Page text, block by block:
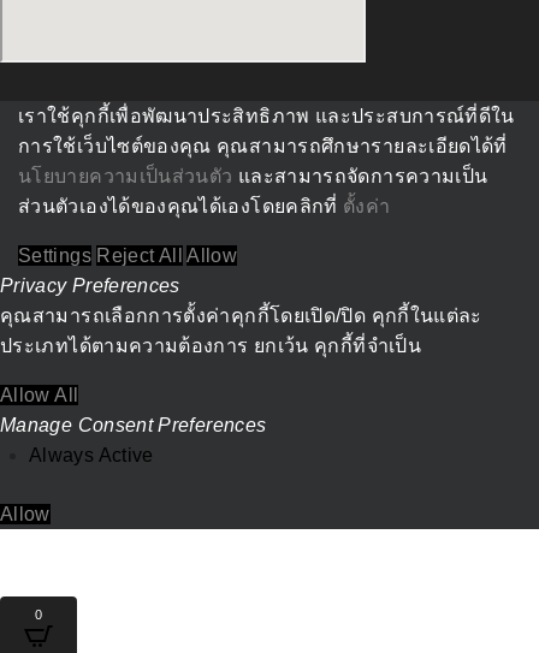
เราใช้คุกกี้เพื่อพัฒนาประสิทธิภาพ และประสบการณ์ที่ดีใน
การใช้เว็บไซต์ของคุณ คุณสามารถศึกษารายละเอียดได้ที่
นโยบายความเป็นส่วนตัว และสามารถจัดการความเป็น
ส่วนตัวเองได้ของคุณได้เองโดยคลิกที่ ตั้งค่า
Settings Reject All
Allow
Privacy Preferences
คุณสามารถเลือกการตั้งค่าคุกกี้โดยเปิด/ปิด คุกกี้ในแต่ละ
ประเภทได้ตามความต้องการ ยกเว้น คุกกี้ที่จำเป็น
Allow All
Manage Consent Preferences
Always Active
Allow
0